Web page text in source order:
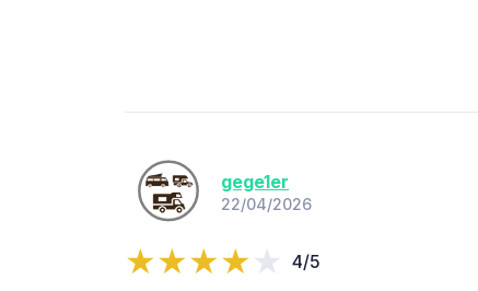
gege1er
22/04/2026
4/5